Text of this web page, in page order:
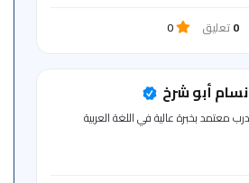
0تعليق 0
أبو شرخ
معتمد بخبرة عالية في اللغة العربية